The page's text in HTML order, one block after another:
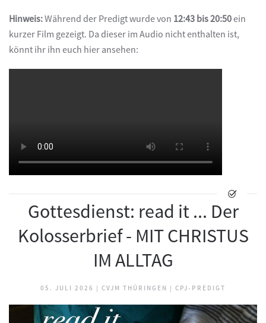
Hinweis:Während der Predigt wurde von 12:43 bis 20:50ein
kurzer Film gezeigt. Da dieser im Audio nicht enthalten ist,
könnt ihr ihn euch hier ansehen:
Gottesdienst: read it ... Der
Kolosserbrief - MIT CHRISTUS
IM ALLTAG
05. JULI 2026 | CVJM THÜRINGEN | CPJ-PREDIGT